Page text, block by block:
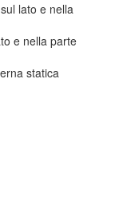
lato e nella
e nella parte
statica